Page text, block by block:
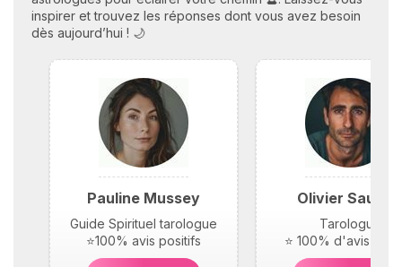
inspirer et trouvez les réponses dont vous avez besoin
dès aujourd’hui ! 🌙
Pauline Mussey
Guide Spirituel tarologue
⭐100% avis positifs
Olivier Saunier
Tarologue
⭐ 100% d'avis